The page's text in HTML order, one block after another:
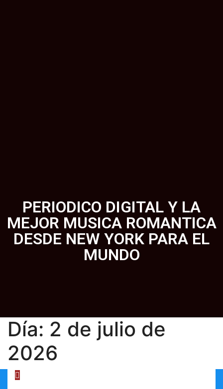
PERIODICO DIGITAL Y LA
MEJOR MUSICA ROMANTICA
DESDE NEW YORK PARA EL
MUNDO
Día: 2 de julio de
2026